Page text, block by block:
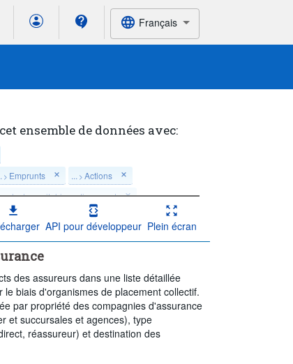
Français
ensemble de données avec:
> Emprunts ... > Actions
de capital-investissement
>
Toutes les entreprises
direct Destination:
Total
Dernière(s) 5 période(s)
API pour développeur Plein écran
des assureurs dans une liste détaillée
biais d'organismes de placement collectif.
par propriété des compagnies d'assurance
et succursales et agences), type
réassureur) et destination des